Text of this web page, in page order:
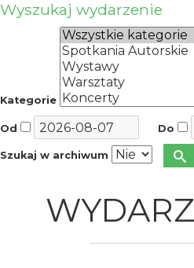
Wyszukaj wydarzenie
Kategorie
Od Do
Szukaj w archiwum